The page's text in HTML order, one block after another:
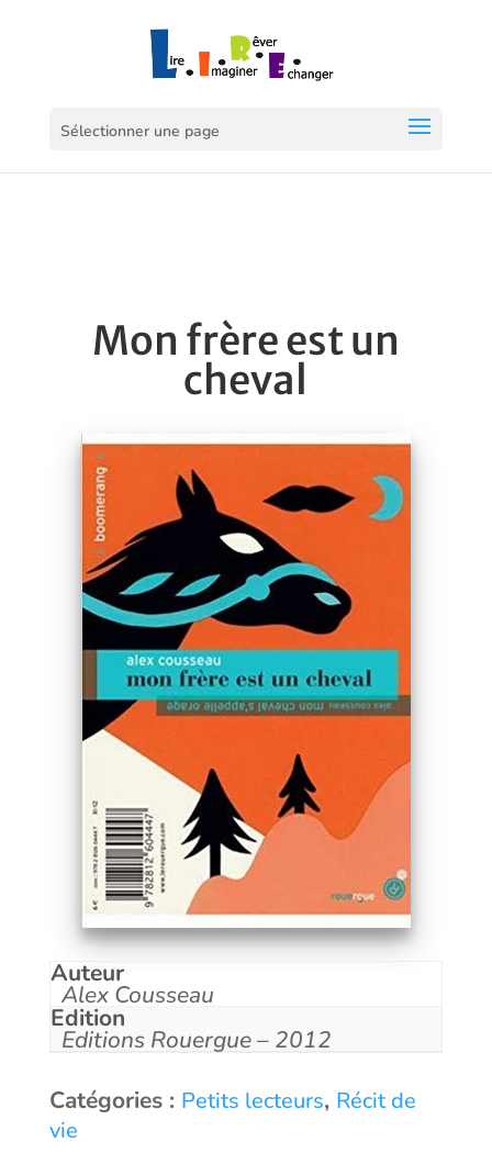
Sélectionner une page
Mon frère est un
cheval
Auteur
Alex Cousseau
Edition
Editions Rouergue – 2012
Catégories : Petits lecteurs, Récit de
vie